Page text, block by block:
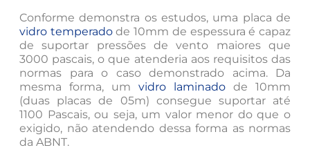
Conforme demonstra os estudos, uma placa de
vidro temperadode 10mm de espessura é capaz
de suportar pressões de vento maiores que
3000 pascais, o que atenderia aos requisitos das
normas para o caso demonstrado acima. Da
mesma forma, um vidro laminado de 10mm
(duas placas de 05m) consegue suportar até
1100 Pascais, ou seja, um valor menor do que o
exigido, não atendendo dessa forma as normas
da ABNT.